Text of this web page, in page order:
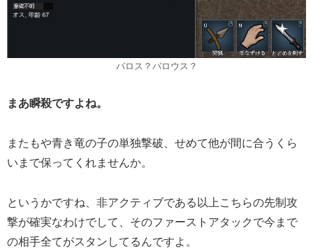
バロス？バロウス？
まあ瞬殺ですよね。
またもや青き竜の子の単独撃破、せめて他が間に合うくら
いまで保ってくれませんか。
というかですね、非アクティブである以上こちらの先制攻
撃が確実なわけでして、そのファーストアタックで今まで
の相手全てがスタンしてるんですよ。